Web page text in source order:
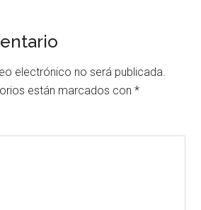
electrónico no será publicada.
están marcados con*